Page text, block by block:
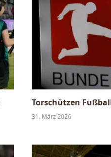
Torschützen
31. März 2026